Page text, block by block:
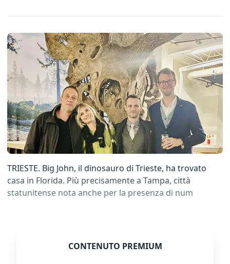
TRIESTE. Big John, il dinosauro di Trieste, ha trovato
casa in Florida. Più precisamente a Tampa, città
statunitense nota anche per la presenza di num
CONTENUTO PREMIUM